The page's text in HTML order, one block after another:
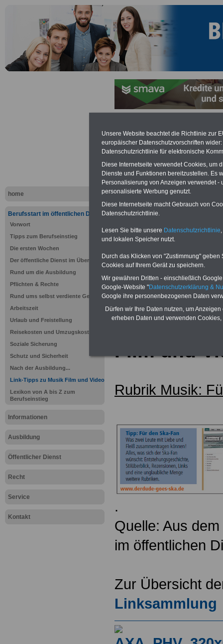
home
Berufsstart im öffentlichen Dienst
Vorwort
Tipps zum Berufseinstieg
Die ersten Wochen
Der öffentliche Dienst im Überblick
Rund um die Ausbildung
Pflichten & Rechte
Rund ums selbst verdiente Geld
Arbeitszeit
Urlaub und Freistellung
Reisekosten und Umzugskosten
Soziale Sicherung
Schutz und Sicherheit
Nach der Ausbildung...
Link-Tipps zu Musik Film und Video
Lexikon von A bis Z zum
Berufseinstieg
Informationen
Ausbildung
Öffentlicher Dienst
Recht
Service
Kontakt
Musik -
Sie interessieren sich für einen
öffentlichen Dienst? >>>hier finden
Stellenangebote
Film und
Rubrik Musik:
.
Quelle: Aus
im öffentlichen
Zur Übersicht
Linksammlung
Unsere Website beachtet die Richtlinie zur
europäischer Datenschutzvorschriften
Datenschutzrichtlinie für elektronische
Diese Internetseite verwendet Cookies, um
Dienste und Funktionen bereitzustellen. Es
Personalisierung von Anzeigen verwendet
personalisierte Werbung genutzt.
Diese Internetseite macht Gebrauch von
Datenschutzrichtlinie.
Lesen Sie bitte unsere Datenschutzrichtlinie
und lokalen Speicher nutzt.
Durch das Klicken von "Zustimmung"
Cookies auf Ihrem Gerät zu speichern.
Wir gewähren Dritten - einschließlich
Google-Website "Datenschutzerklärung &
Google ihre personenbezogenen Daten
Dürfen wir Ihre Daten nutzen, um
erheben Daten und verwenden